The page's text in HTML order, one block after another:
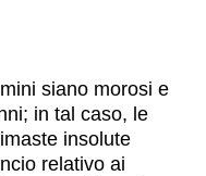
siano morosi e
in tal caso, le
insolute
relativo ai